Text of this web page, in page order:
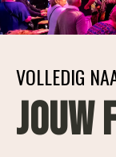
VOLLEDIG
JOUW